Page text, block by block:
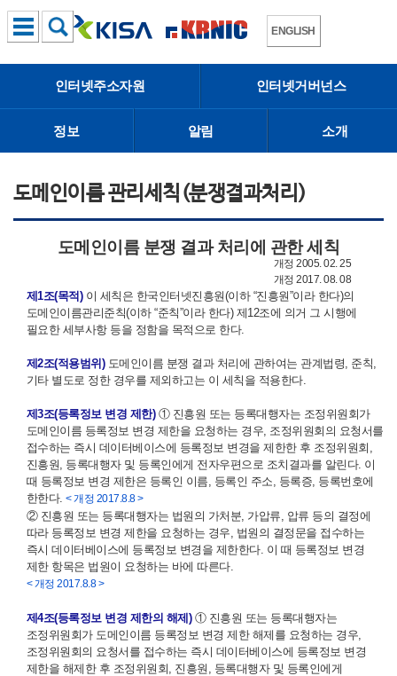
ENGLISH
인터넷주소자원 인터넷거버넌스
정보 알림 소개
도메인이름 관리세칙(분쟁결과처리)
도메인이름 분쟁 결과 처리에 관한 세칙
개정 2005. 02. 25
개정 2017. 08. 08
제1조(목적)이 세칙은 한국인터넷진흥원(이하 “진흥원”이라 한다)의
도메인이름관리준칙(이하 “준칙”이라 한다) 제12조에 의거 그 시행에
필요한 세부사항 등을 정함을 목적으로 한다.
제2조(적용범위)도메인이름 분쟁 결과 처리에 관하여는 관계법령, 준칙,
기타 별도로 정한 경우를 제외하고는 이 세칙을 적용한다.
제3조(등록정보 변경 제한)① 진흥원 또는 등록대행자는 조정위원회가
도메인이름 등록정보 변경 제한을 요청하는 경우, 조정위원회의 요청서를
접수하는 즉시 데이터베이스에 등록정보 변경을 제한한 후 조정위원회,
진흥원, 등록대행자 및 등록인에게 전자우편으로 조치결과를 알린다. 이
때 등록정보 변경 제한은 등록인 이름, 등록인 주소, 등록증, 등록번호에
한한다.< 개정 2017.8.8 >
② 진흥원 또는 등록대행자는 법원의 가처분, 가압류, 압류 등의 결정에
따라 등록정보 변경 제한을 요청하는 경우, 법원의 결정문을 접수하는
즉시 데이터베이스에 등록정보 변경을 제한한다. 이 때 등록정보 변경
제한 항목은 법원이 요청하는 바에 따른다.
< 개정 2017.8.8 >
제4조(등록정보 변경 제한의 해제)① 진흥원 또는 등록대행자는
조정위원회가 도메인이름 등록정보 변경 제한 해제를 요청하는 경우,
조정위원회의 요청서를 접수하는 즉시 데이터베이스에 등록정보 변경
제한을 해제한 후 조정위원회, 진흥원, 등록대행자 및 등록인에게